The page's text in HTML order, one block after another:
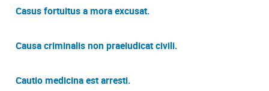
Casus fortuitus a mora excusat.
Causa criminalis non praeiudicat civili.
Cautio medicina est arresti.